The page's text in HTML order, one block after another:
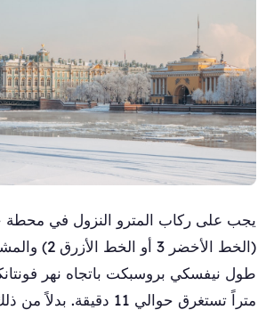
يجب على ركاب المترو النزول في محطة
(الخط الأخضر 3 أو
متراً تستغرق حوالي 11